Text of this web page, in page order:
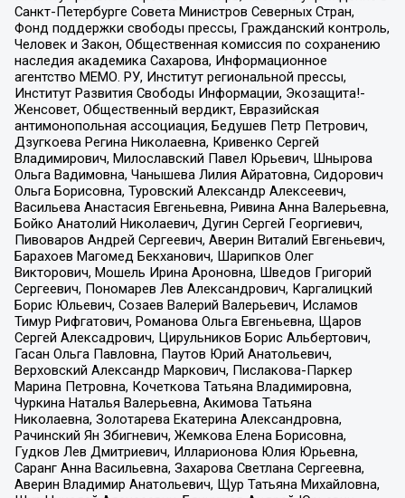
Санкт-Петербурге Совета Министров Северных Стран,
Фонд поддержки свободы прессы, Гражданский контроль,
Человек и Закон, Общественная комиссия по сохранению
наследия академика Сахарова, Информационное
агентство МЕМО. РУ, Институт региональной прессы,
Институт Развития Свободы Информации, Экозащита!-
Женсовет, Общественный вердикт, Евразийская
антимонопольная ассоциация, Бедушев Петр Петрович,
Дзугкоева Регина Николаевна, Кривенко Сергей
Владимирович, Милославский Павел Юрьевич, Шнырова
Ольга Вадимовна, Чанышева Лилия Айратовна, Сидорович
Ольга Борисовна, Туровский Александр Алексеевич,
Васильева Анастасия Евгеньевна, Ривина Анна Валерьевна,
Бойко Анатолий Николаевич, Дугин Сергей Георгиевич,
Пивоваров Андрей Сергеевич, Аверин Виталий Евгеньевич,
Барахоев Магомед Бекханович, Шарипков Олег
Викторович, Мошель Ирина Ароновна, Шведов Григорий
Сергеевич, Пономарев Лев Александрович, Каргалицкий
Борис Юльевич, Созаев Валерий Валерьевич, Исламов
Тимур Рифгатович, Романова Ольга Евгеньевна, Щаров
Сергей Алексадрович, Цирульников Борис Альбертович,
Гасан Ольга Павловна, Паутов Юрий Анатольевич,
Верховский Александр Маркович, Пислакова-Паркер
Марина Петровна, Кочеткова Татьяна Владимировна,
Чуркина Наталья Валерьевна, Акимова Татьяна
Николаевна, Золотарева Екатерина Александровна,
Рачинский Ян Збигневич, Жемкова Елена Борисовна,
Гудков Лев Дмитриевич, Илларионова Юлия Юрьевна,
Саранг Анна Васильевна, Захарова Светлана Сергеевна,
Аверин Владимир Анатольевич, Щур Татьяна Михайловна,